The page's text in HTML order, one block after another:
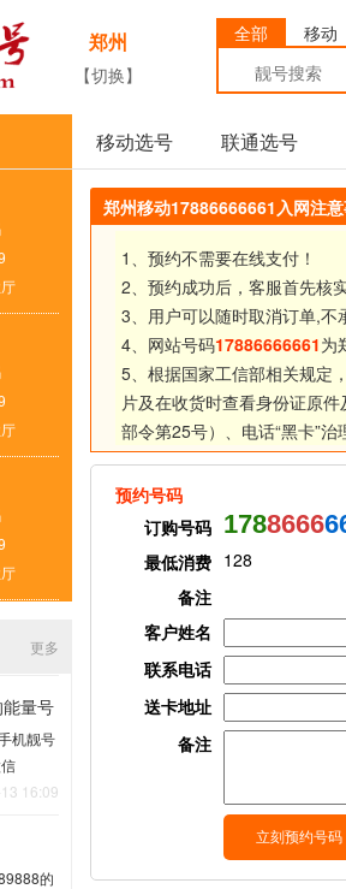
郑州
【切换】
全部 移动
移动选号 联通选号
更多
量号
机靓号
16:09
的
郑州移动17886666661入网注
1、预约不需要在线支付！
2、预约成功后，客服首先核
3、用户可以随时取消订单,不
4、网站号码17886666661为
5、根据国家工信部相关规定
片及在收货时查看身份证原
部令第25号）、 电话“黑卡”
预约号码
订购号码 1788666
最低消费 128
备注
客户姓名
联系电话
送卡地址
备注